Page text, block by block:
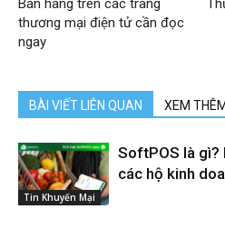
Bán hàng trên các trang
thương mại điện tử cần đọc
ngay
BÀI VIẾT LIÊN QUAN XEM THÊM
Tin Khuyến Mại
SoftPOS là gì?
các hộ kinh